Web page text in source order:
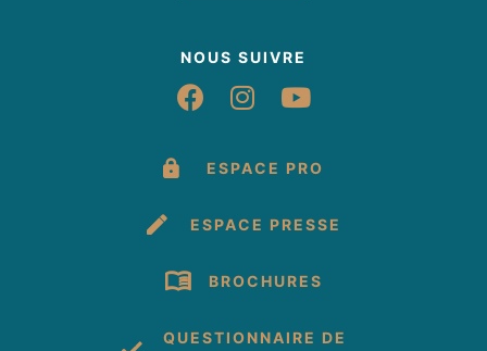
NOUS SUIVRE
Suivez-nous sur
Suivez-nous sur
Suivez-nous
ESPACE PRO
ESPACE PRESSE
BROCHURES
QUESTIONNAIRE DE